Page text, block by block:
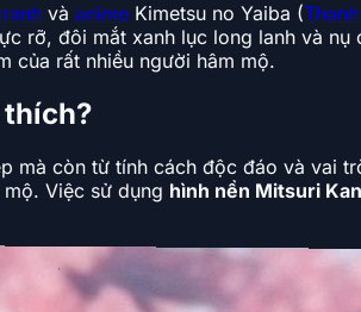
và anime Kimetsu no Yaiba (
rỡ, đôi mắt xanh lục long lanh và
của rất nhiều người hâm mộ.
mà còn từ tính cách độc đáo và vai
Việc sử dụng hình nền Mitsuri